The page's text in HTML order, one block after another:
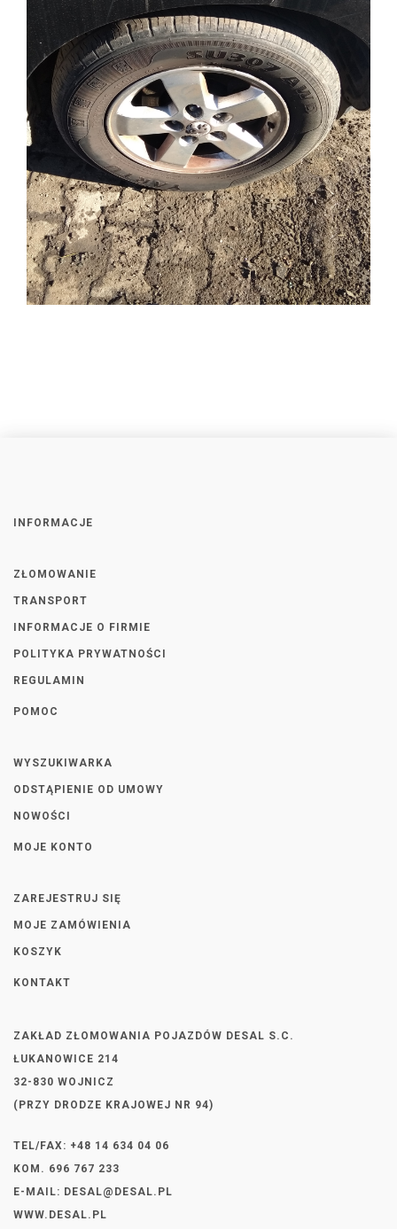
INFORMACJE
ZŁOMOWANIE
TRANSPORT
INFORMACJE O FIRMIE
POLITYKA PRYWATNOŚCI
REGULAMIN
POMOC
WYSZUKIWARKA
ODSTĄPIENIE OD UMOWY
NOWOŚCI
MOJE KONTO
ZAREJESTRUJ SIĘ
MOJE ZAMÓWIENIA
KOSZYK
KONTAKT
ZAKŁAD ZŁOMOWANIA POJAZDÓW DESAL S.C.
ŁUKANOWICE 214
32-830 WOJNICZ
(PRZY DRODZE KRAJOWEJ NR 94)
TEL/FAX: +48 14 634 04 06
KOM. 696 767 233
E-MAIL: DESAL@DESAL.PL
WWW.DESAL.PL